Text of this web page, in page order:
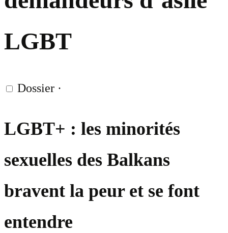
LGBT
Dossier ·
LGBT+ : les minorités
sexuelles des Balkans
bravent la peur et se font
entendre